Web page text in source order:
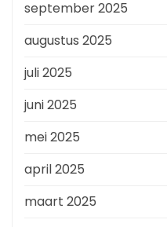
september 2025
augustus 2025
juli 2025
juni 2025
mei 2025
april 2025
maart 2025